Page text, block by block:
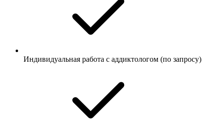
Индивидуальная работа с аддиктологом (по запросу)